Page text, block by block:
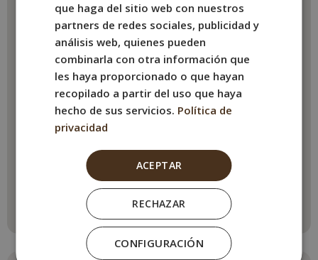
que haga del sitio web con nuestros
partners de redes sociales, publicidad y
análisis web, quienes pueden
combinarla con otra información que
les haya proporcionado o que hayan
recopilado a partir del uso que haya
hecho de sus servicios. Política de
privacidad
ACEPTAR
RECHAZAR
CONFIGURACIÓN